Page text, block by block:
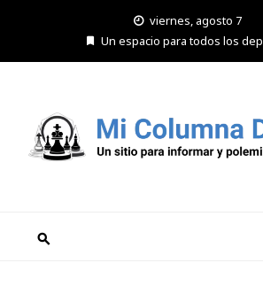
viernes, agosto 7
Un espacio para todos los